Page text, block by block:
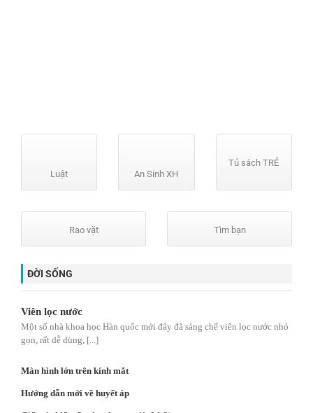
Luật An Sinh XH
Tủ sách TRẺ
Rao vặt Tìm bạn
ĐỜI SỐNG
Viên lọc nước
Một số nhà khoa học Hàn quốc mới đây đã sáng chế viên lọc nước nhỏ
gọn, rất dễ dùng, [...]
Màn hình lớn trên kính mắt
Hướng dẫn mới về huyết áp